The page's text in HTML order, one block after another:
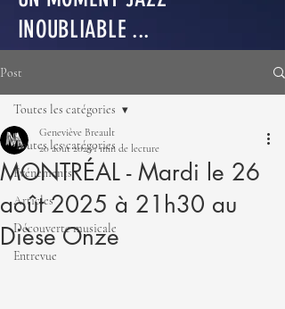
INOUBLIABLE ...
Post
Toutes les catégories
Événements
Articles
Découverte musicale
Entrevue
Toutes les catégories
MONTRÉAL - Mardi le 26
août 2025 à 21h30 au
Dièse Onze
Geneviève Breault
20 août 20251 min de lecture